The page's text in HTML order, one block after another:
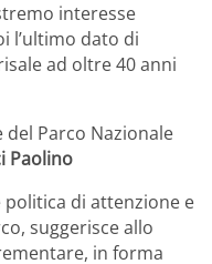
interesse
l’ultimo dato di
ad oltre 40 anni
Parco Nazionale
Paolino
di attenzione e
suggerisce allo
in forma